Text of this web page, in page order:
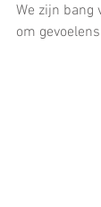
We zijn bang
om